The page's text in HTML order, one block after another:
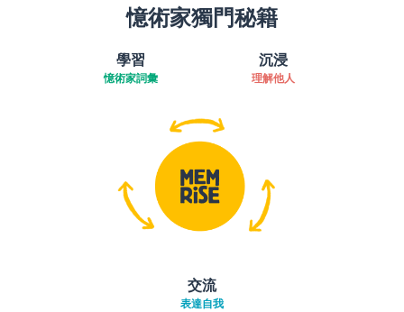
憶術家獨門秘籍
學習
憶術家詞彙
沉浸
理解他人
交流
表達自我